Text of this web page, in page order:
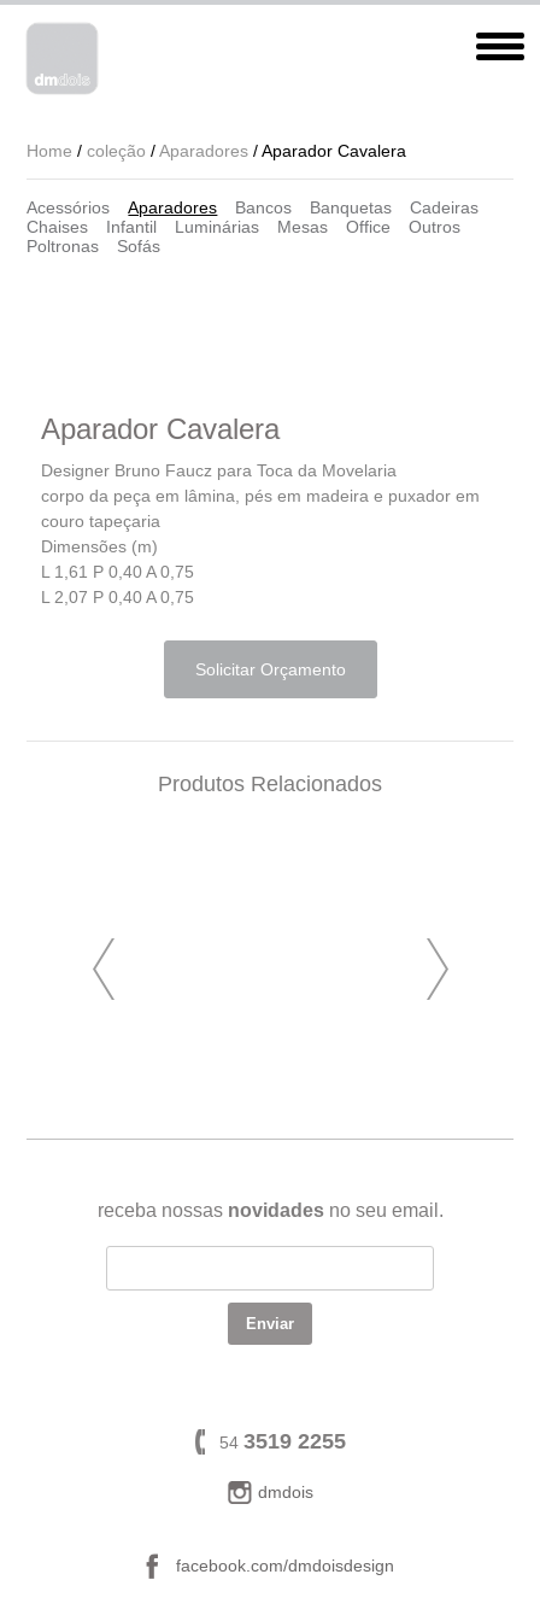
Home /coleção /Aparadores / Aparador Cavalera
Acessórios Aparadores Bancos Banquetas
Cadeiras
Chaises
Infantil Luminárias Mesas Office
Outros
Poltronas
Sofás
Aparador Cavalera
Designer Bruno Faucz para Toca da Movelaria
corpo da peça em lâmina, pés em madeira e puxador em
couro tapeçaria
Dimensões (m)
L 1,61 P 0,40 A 0,75
L 2,07 P 0,40 A 0,75
Solicitar Orçamento
Produtos Relacionados
receba nossas novidadesno seu email.
54 3519 2255
facebook.com/dmdoisdesign
dmdois